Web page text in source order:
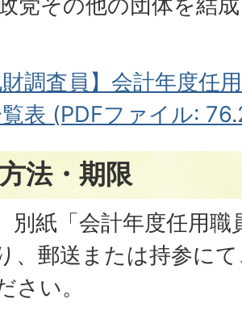
財調査員】会計年度任
表 (PDFファイル:
法・期限
別紙「会計年度任用職
、郵送または持参に
さい。